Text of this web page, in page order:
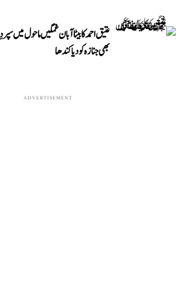
عتیق احمد کا بیٹا آبان غمگین ماحول میں
بھی جنازہ کو دیا کندھا
ADVERTISEMENT